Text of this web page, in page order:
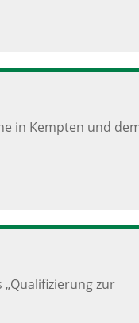
in Kempten und
zur